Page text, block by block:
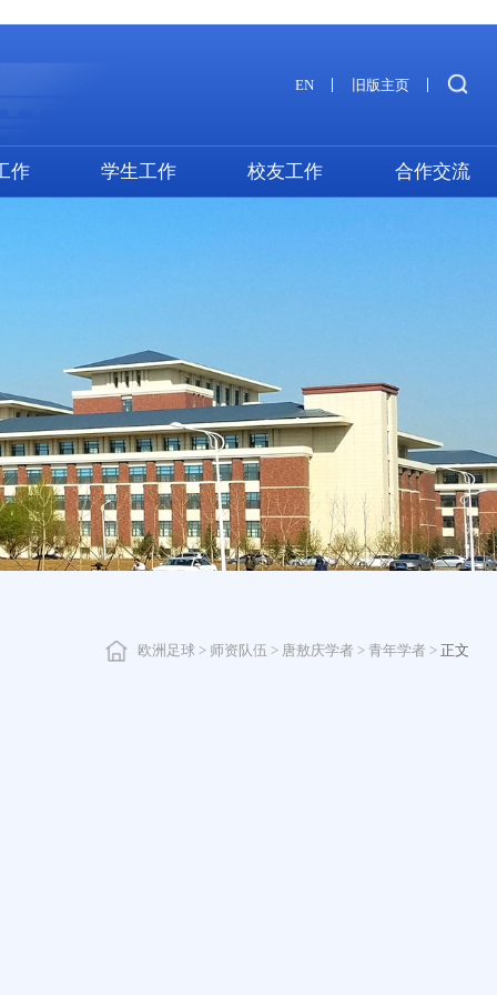
EN 旧版主页
作 学生工作 校友工作 合作交流
欧洲足球 > 师资队伍 > 唐敖庆学者 > 青年学者 > 正文